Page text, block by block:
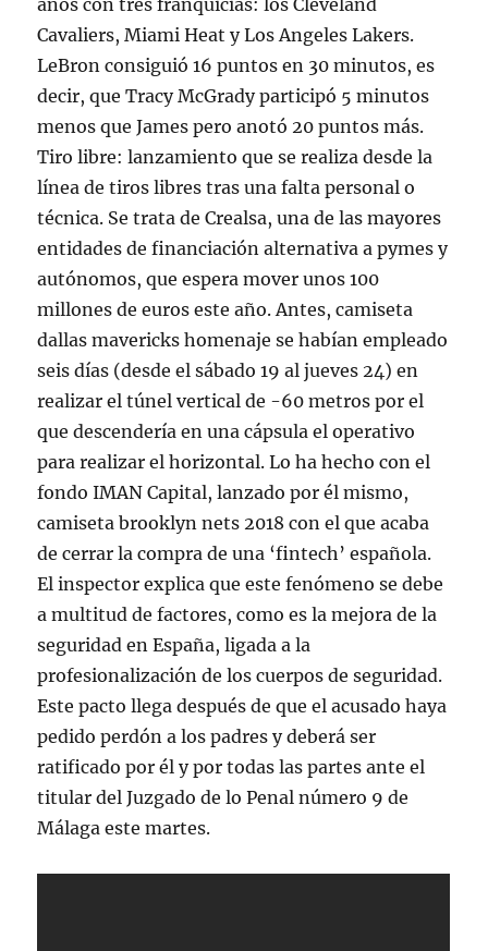
años con tres franquicias: los Cleveland
Cavaliers, Miami Heat y Los Angeles Lakers.
LeBron consiguió 16 puntos en 30 minutos, es
decir, que Tracy McGrady participó 5 minutos
menos que James pero anotó 20 puntos más.
Tiro libre: lanzamiento que se realiza desde la
línea de tiros libres tras una falta personal o
técnica. Se trata de Crealsa, una de las mayores
entidades de financiación alternativa a pymes y
autónomos, que espera mover unos 100
millones de euros este año. Antes, camiseta
dallas mavericks homenaje se habían empleado
seis días (desde el sábado 19 al jueves 24) en
realizar el túnel vertical de -60 metros por el
que descendería en una cápsula el operativo
para realizar el horizontal. Lo ha hecho con el
fondo IMAN Capital, lanzado por él mismo,
camiseta brooklyn nets 2018 con el que acaba
de cerrar la compra de una ‘fintech’ española.
El inspector explica que este fenómeno se debe
a multitud de factores, como es la mejora de la
seguridad en España, ligada a la
profesionalización de los cuerpos de seguridad.
Este pacto llega después de que el acusado haya
pedido perdón a los padres y deberá ser
ratificado por él y por todas las partes ante el
titular del Juzgado de lo Penal número 9 de
Málaga este martes.